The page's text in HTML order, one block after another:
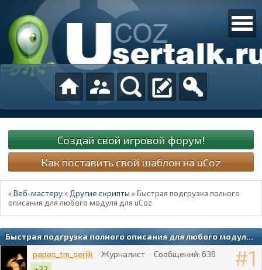
Создай свой игровой форум!
Как поставить свой шаблон на uCoz
»Веб-мастеру »Другие скрипты »Быстрая подгрузка полного
описания для любого модуля для uCoz
Быстрая подгрузка полного описания для любого модуля для uCoz
1
papas_tm_serjik Журналист Сообщений: 638